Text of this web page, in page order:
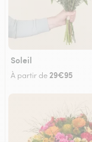
Soleil
À partir de 29€95